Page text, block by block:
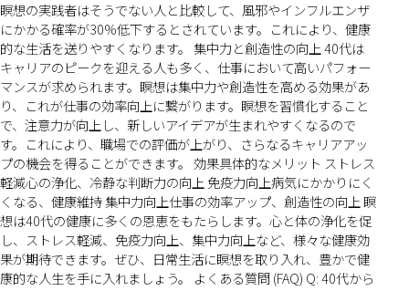
瞑想の実践者はそうでない人と比較して、風邪やインフルエンザ
にかかる確率が30%低下するとされています。これにより、健康
的な生活を送りやすくなります。 集中力と創造性の向上 40代は
キャリアのピークを迎える人も多く、仕事において高いパフォー
マンスが求められます。瞑想は集中力や創造性を高める効果があ
り、これが仕事の効率向上に繋がります。瞑想を習慣化すること
で、注意力が向上し、新しいアイデアが生まれやすくなるので
す。これにより、職場での評価が上がり、さらなるキャリアアッ
プの機会を得ることができます。 効果具体的なメリット ストレス
軽減心の浄化、冷静な判断力の向上 免疫力向上病気にかかりにく
くなる、健康維持 集中力向上仕事の効率アップ、創造性の向上 瞑
想は40代の健康に多くの恩恵をもたらします。心と体の浄化を促
し、ストレス軽減、免疫力向上、集中力向上など、様々な健康効
果が期待できます。ぜひ、日常生活に瞑想を取り入れ、豊かで健
康的な人生を手に入れましょう。 よくある質問 (FAQ) Q: 40代から